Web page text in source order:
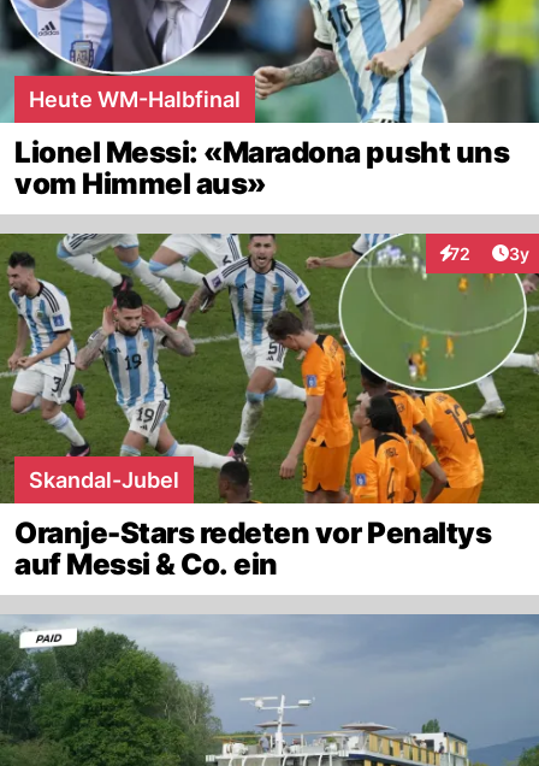
Heute WM-Halbfinal
Lionel Messi: «Maradona pusht uns
vom Himmel aus»
72
Interaktionen
3y
Skandal-Jubel
Oranje-Stars redeten vor Penaltys
auf Messi & Co. ein